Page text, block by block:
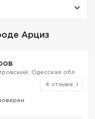
Арциз
Одесская обл.
4 отзыва